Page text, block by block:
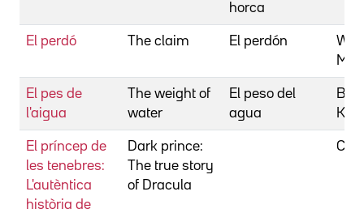
horca
El perdó The claim El perdón
El pes de
l'aigua
The weight of
water
El peso del
agua
El príncep de
les tenebres:
L'autèntica
història de
Dark prince:
The true story
of Dracula